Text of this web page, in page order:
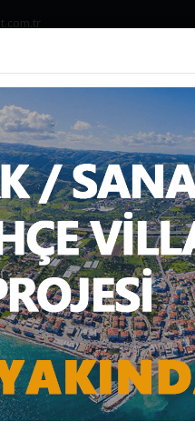
ANASAYFA
YENİ EVİM KAMPANYASI